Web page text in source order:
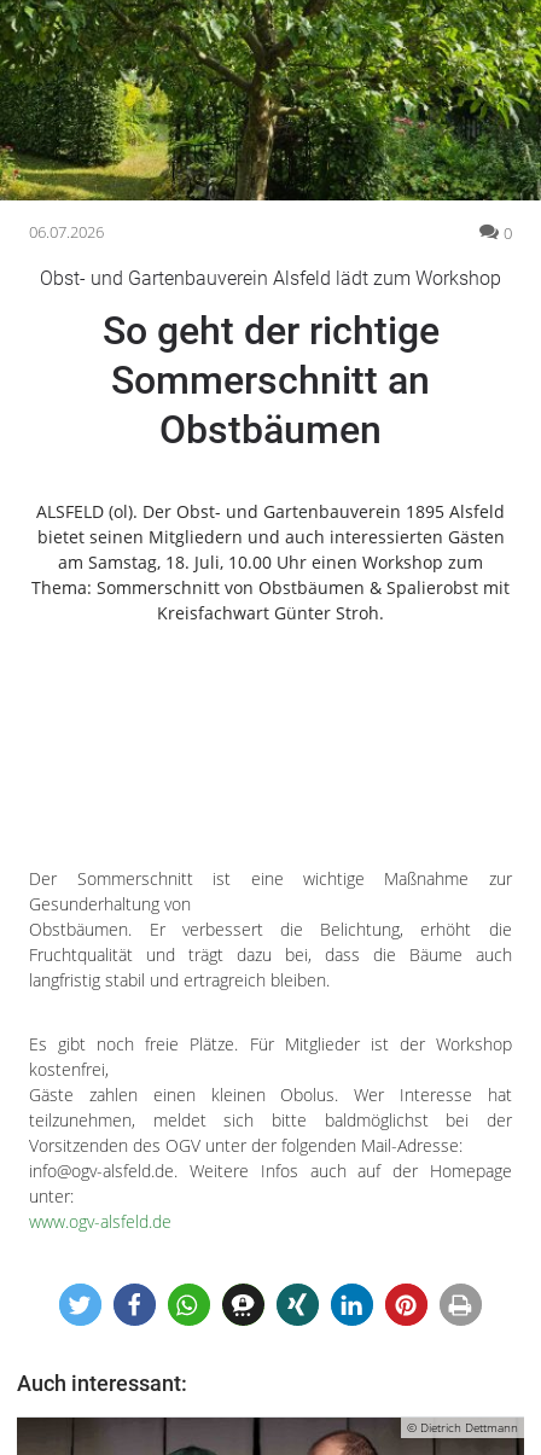
Gesundheit
Kultur
Lifestyle
Wirtschaft
Vogelsberg
Alsfeld
Romrod
Homberg
Ohm
Schotten
Antrifttal
Feldatal
Freiensteinau
Gemünden
Grebenau
Wartenberg
Schwalm
Fulda
Impressum
Datenschutzerklärung
06.07.2026 0
Obst- und Gartenbauverein Alsfeld lädt zum Workshop
So geht der richtige
Sommerschnitt an
Obstbäumen
ALSFELD (ol). Der Obst- und Gartenbauverein 1895 Alsfeld
bietet seinen Mitgliedern und auch interessierten Gästen
am Samstag, 18. Juli, 10.00 Uhr einen Workshop zum
Thema: Sommerschnitt von Obstbäumen & Spalierobst mit
Kreisfachwart Günter Stroh.
Der Sommerschnitt ist eine wichtige Maßnahme zur
Gesunderhaltung von
Obstbäumen. Er verbessert die Belichtung, erhöht die
Fruchtqualität und trägt dazu bei, dass die Bäume auch
langfristig stabil und ertragreich bleiben.
Es gibt noch freie Plätze. Für Mitglieder ist der Workshop
kostenfrei,
Gäste zahlen einen kleinen Obolus. Wer Interesse hat
teilzunehmen, meldet sich bitte baldmöglichst bei der
Vorsitzenden des OGV unter der folgenden Mail-Adresse:
info@ogv-alsfeld.de. Weitere Infos auch auf der Homepage
unter:
www.ogv-alsfeld.de
Auch interessant:
© Dietrich Dettmann